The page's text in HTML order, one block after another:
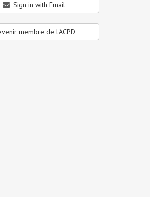
Sign in with Email
membre de l'ACPD